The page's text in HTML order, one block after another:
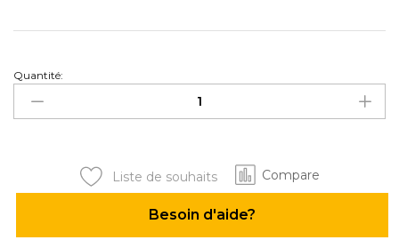
Décoration
anniversaire
quantité
Quantité:
Liste de souhaits Compare
Besoin d'aide?